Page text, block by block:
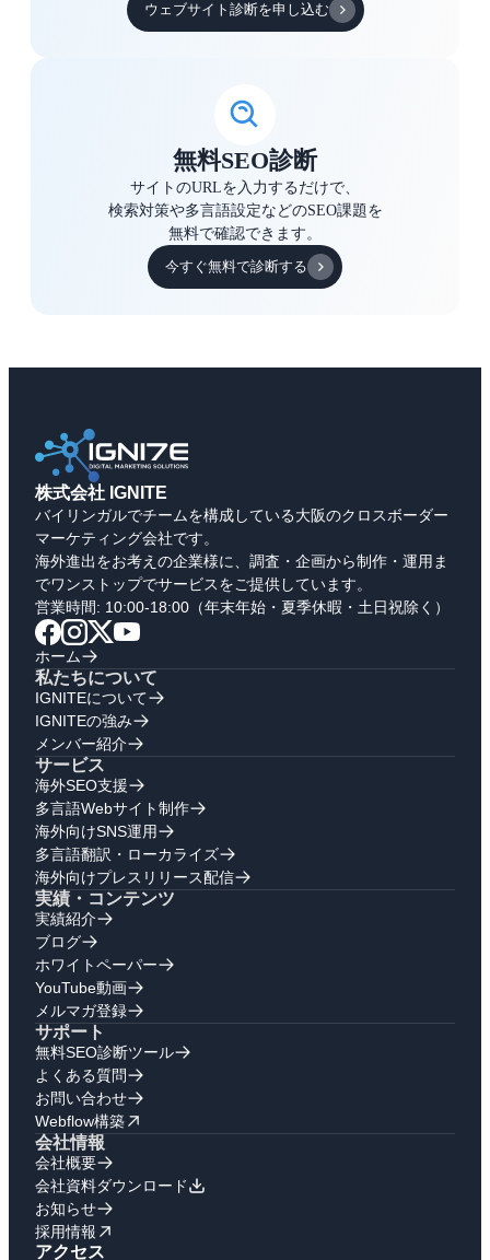
ウェブサイト診断を申し込む
無料SEO診断
サイトのURLを入力するだけで、
検索対策や多言語設定などのSEO課題を
無料で確認できます。
今すぐ無料で診断する
株式会社 IGNITE
バイリンガルでチームを構成している大阪のクロスボーダー
マーケティング会社です。
海外進出をお考えの企業様に、調査・企画から制作・運用ま
でワンストップでサービスをご提供しています。
営業時間: 10:00-18:00（年末年始・夏季休暇・土日祝除く）
ホーム
私たちについて
IGNITEについて
IGNITEの強み
メンバー紹介
サービス
海外SEO支援
多言語Webサイト制作
海外向けSNS運用
多言語翻訳・ローカライズ
海外向けプレスリリース配信
実績・コンテンツ
実績紹介
ブログ
ホワイトペーパー
YouTube動画
メルマガ登録
サポート
無料SEO診断ツール
よくある質問
お問い合わせ
Webflow構築
会社情報
会社概要
会社資料ダウンロード
お知らせ
採用情報
アクセス